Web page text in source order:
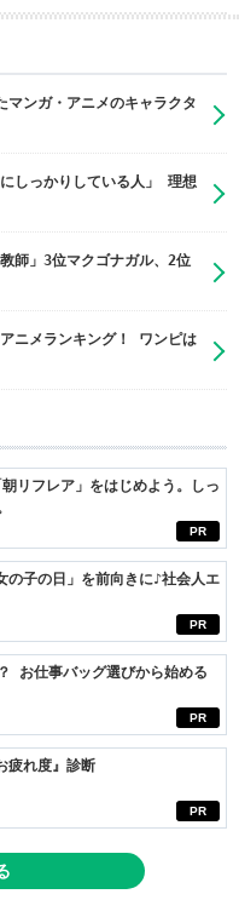
ンガ・アニメのキャラクタ
しっかりしている人」 理想
師」3位マクゴナガル、2位
ニメランキング！ ワンピは
PR
リフレア」をはじめよう。しっ
PR
の子の日」を前向きに♪社会人エ
PR
お仕事バッグ選びから始める
PR
疲れ度』診断